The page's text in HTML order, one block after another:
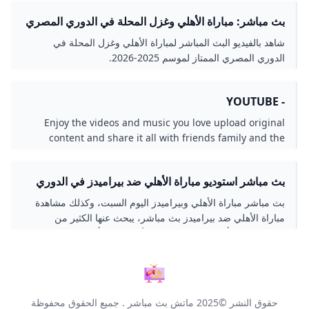
بث مباشر: مباراة الأهلي وغزل المحلة في الدوري المصري
2026
شاهد بالفيديو البث المباشر لمباراة الأهلي وغزل المحلة في
الدوري المصري الممتاز لموسم 2025-2026.
- YOUTUBE
Enjoy the videos and music you love upload original
content and share it all with friends family and the
بث مباشر استوديو مباراة الأهلي ضد بيراميدز في الدوري
المصري المصري اليوم
بث مباشر مباراة الأهلي وبيراميدز اليوم السبت، وكذلك مشاهدة
مباراة الأهلي ضد بيراميدز بث مباشر، يبحث عنها الكثير من
حقوق النشر ©2025 ماتش بث مباشر . جميع الحقوق محفوظة